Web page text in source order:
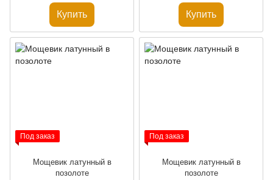
Купить Купить
Под заказ
Мощевик латунный в
позолоте
Под заказ
Мощевик латунный в
позолоте